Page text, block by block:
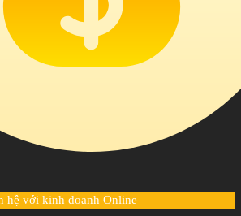
hệ với kinh doanh Online